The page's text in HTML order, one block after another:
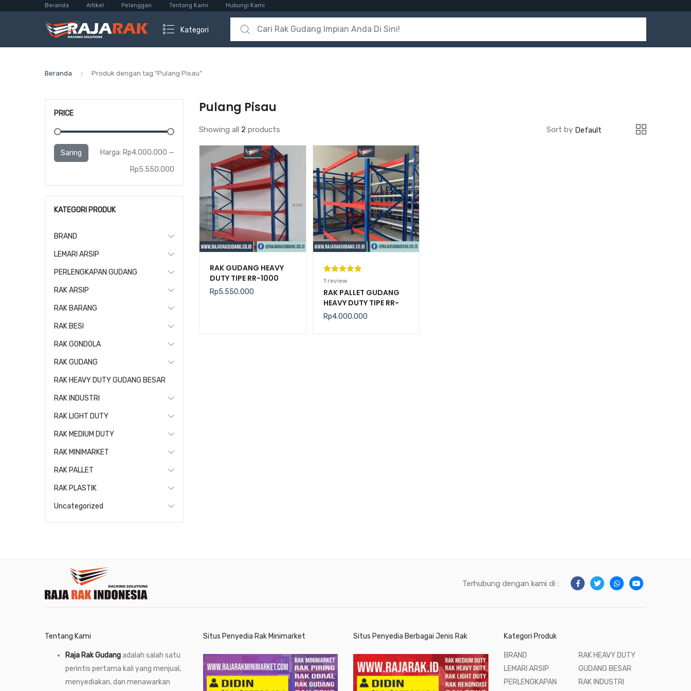
Beranda Artikel Pelanggan Tentang Kami Hubungi Kami
Kategori
Search for:
Beranda Produk dengan tag “Pulang Pisau”
Pulang Pisau
Showing all 2 products Sort by
RAK GUDANG HEAVY
DUTY TIPE RR-1000
Rp5.550.000
Peringkat
5.00dari 5
berdasarka
n
1
penilaian
1 review
RAK PALLET GUDANG
HEAVY DUTY TIPE RR-
2000 KAPASITAS 2
TON / LEVEL
Rp4.000.000
PRICE
Saring Harga: Rp4.000.000 —
Rp5.550.000
KATEGORI PRODUK
BRAND
LEMARI ARSIP
PERLENGKAPAN GUDANG
RAK ARSIP
RAK BARANG
RAK BESI
RAK GONDOLA
RAK GUDANG
RAK HEAVY DUTY GUDANG BESAR
RAK INDUSTRI
RAK LIGHT DUTY
RAK MEDIUM DUTY
RAK MINIMARKET
RAK PALLET
RAK PLASTIK
Uncategorized
Terhubung dengan kami di :
Tentang Kami
Raja Rak Gudangadalah salah satu
perintis pertama kali yang menjual,
menyediakan, dan menawarkan
Situs Penyedia Rak Minimarket Situs Penyedia Berbagai Jenis Rak Kategori Produk
BRAND
LEMARI ARSIP
PERLENGKAPAN
RAK HEAVY DUTY
GUDANG BESAR
RAK INDUSTRI